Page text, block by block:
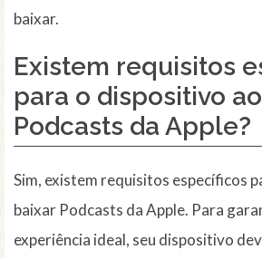
baixar.
Existem requisitos
para o dispositivo
Podcasts da Apple?
Sim, existem requisitos específicos
baixar Podcasts da Apple. Para
experiência ideal, seu dispositivo